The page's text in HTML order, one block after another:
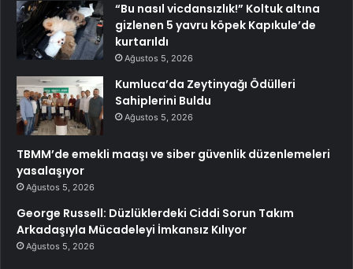
“Bu nasıl vicdansızlık!” Koltuk altına
gizlenen 5 yavru köpek Kapıkule’de
kurtarıldı
Ağustos 5, 2026
Kumluca’da Zeytinyağı Ödülleri
Sahiplerini Buldu
Ağustos 5, 2026
TBMM’de emekli maaşı ve siber güvenlik düzenlemeleri
yasalaşıyor
Ağustos 5, 2026
George Russell: Düzlüklerdeki Ciddi Sorun Takım
Arkadaşıyla Mücadeleyi İmkansız Kılıyor
Ağustos 5, 2026